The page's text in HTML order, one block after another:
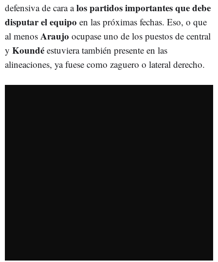
defensiva de cara alos partidos importantes que debe
disputar el equipo en las próximas fechas. Eso, o que
al menos Araujo ocupase uno de los puestos de central
y Koundé estuviera también presente en las
alineaciones, ya fuese como zaguero o lateral derecho.